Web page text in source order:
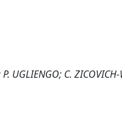
P. UGLIENGO; C.